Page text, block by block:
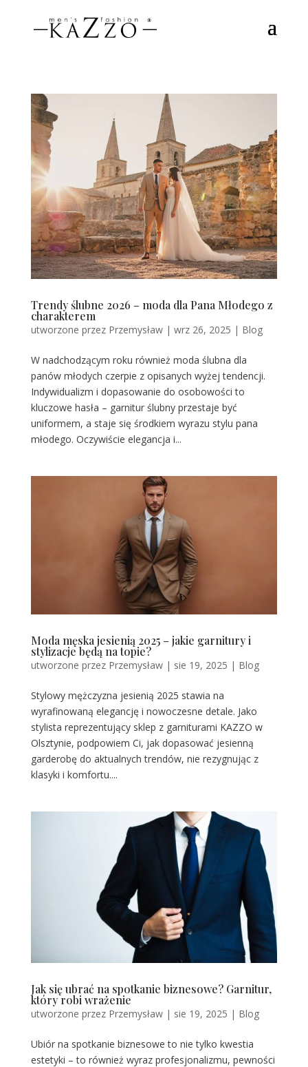
Trendy ślubne 2026 – moda dla Pana Młodego z
charakterem
utworzone przez Przemysław| wrz 26, 2025 | Blog
W nadchodzącym roku również moda ślubna dla
panów młodych czerpie z opisanych wyżej tendencji.
Indywidualizm i dopasowanie do osobowości to
kluczowe hasła – garnitur ślubny przestaje być
uniformem, a staje się środkiem wyrazu stylu pana
młodego. Oczywiście elegancja i...
Moda męska jesienią 2025 – jakie garnitury i
stylizacje będą na topie?
utworzone przez Przemysław| sie 19, 2025 | Blog
Stylowy mężczyzna jesienią 2025 stawia na
wyrafinowaną elegancję i nowoczesne detale. Jako
stylista reprezentujący sklep z garniturami KAZZO w
Olsztynie, podpowiem Ci, jak dopasować jesienną
garderobę do aktualnych trendów, nie rezygnując z
klasyki i komfortu....
Jak się ubrać na spotkanie biznesowe? Garnitur,
który robi wrażenie
utworzone przez Przemysław| sie 19, 2025 | Blog
Ubiór na spotkanie biznesowe to nie tylko kwestia
estetyki – to również wyraz profesjonalizmu, pewności